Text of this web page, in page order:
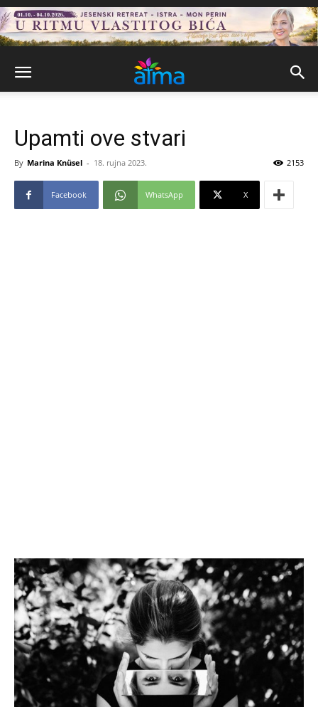
Upamti ove stvari
By Marina Knüsel - 18. rujna 2023. 2153
Facebook WhatsApp X